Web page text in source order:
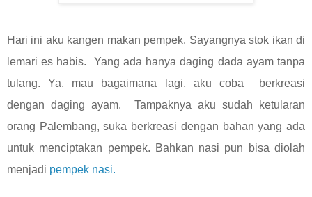
Hari ini aku kangen makan pempek. Sayangnya stok ikan di
lemari es habis.
Yang ada hanya daging dada ayam tanpa
tulang. Ya, mau bagaimana lagi, aku coba
berkreasi
dengan daging ayam.
Tampaknya aku sudah ketularan
orang Palembang, suka berkreasi dengan bahan yang ada
untuk menciptakan pempek. Bahkan nasi pun bisa diolah
menjadi pempek nasi.